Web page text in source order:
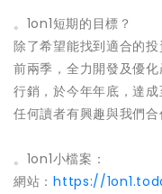
。1on1短期的目標？
除了希望能找到適合的
前兩季，全力開發及優
行銷，於今年年底，達
任何讀者有興趣與我們合
。1on1小檔案：
網站：https://